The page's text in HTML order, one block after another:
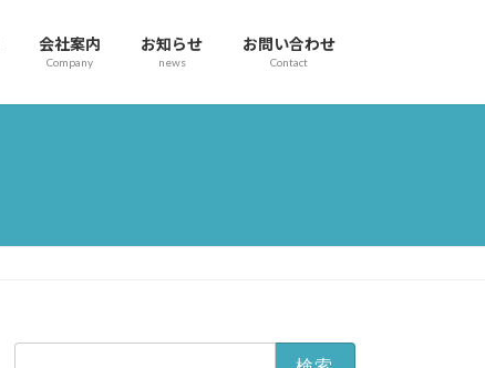
会社案内
Company
お知らせ
news
お問い合わせ
Contact